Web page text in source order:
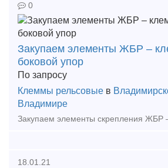
0
Закупаем элементы ЖБР –
боковой упор
По запросу
Клеммы рельсовые в
Владимире
18.01.21